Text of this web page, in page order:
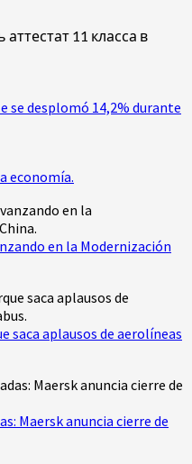
11 класса в
se desplomó 14,2% durante
economía.
en la Modernización
saca aplausos de aerolíneas
Maersk anuncia cierre de